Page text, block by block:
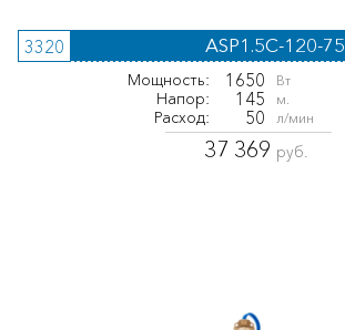
3320 ASP1.5C-120-75
Мощность: 1650 Вт
Напор: 145 м.
Расход: 50 л/мин
37 369 руб.